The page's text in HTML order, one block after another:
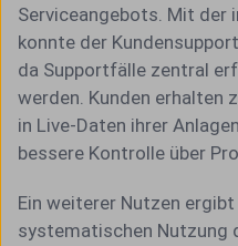
Serviceangebots. Mit der
konnte der
da Supportfälle zentral
werden. Kunden erhalten
in Live-Daten ihrer
bessere Kontrolle über
Ein weiterer Nutzen
systematischen Nutzung